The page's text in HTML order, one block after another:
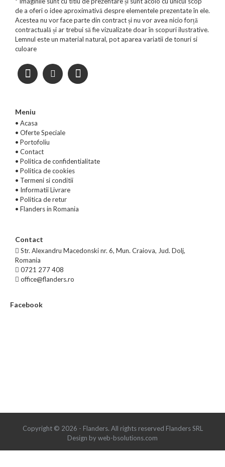
de a oferi o idee aproximativă despre elementele prezentate în ele.
Acestea nu vor face parte din contract și nu vor avea nicio forță
contractuală și ar trebui să fie vizualizate doar în scopuri ilustrative.
Lemnul este un material natural, pot aparea variatii de tonuri si
culoare
Meniu
• Acasa
• Oferte Speciale
• Portofoliu
• Contact
• Politica de confidentialitate
• Politica de cookies
• Termeni si conditii
• Informatii Livrare
• Politica de retur
• Flanders in Romania
Contact
Str. Alexandru Macedonski nr. 6, Mun. Craiova, Jud. Dolj,
Romania
0721 277 408
office@flanders.ro
Facebook
Copyright © 2026 - Flanders. All rights reserved Flanders SRL
Design by web-bsolutions.com